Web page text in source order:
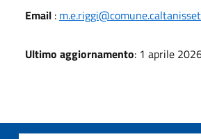
Email :
Ultimo aggiornamento: 1 aprile